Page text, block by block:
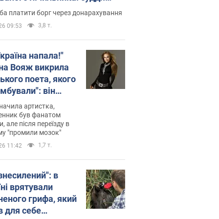
неочікуване рішення
платити борг через донарахування
09:53 3,8 т.
напала!"
Вояж викрила
поета, якого
він
російської не
тепер хоче
українців
артистка,
був фанатом
але після переїзду в
"промили мозок"
11:42 1,7 т.
в
врятували
грифа, який
для себе